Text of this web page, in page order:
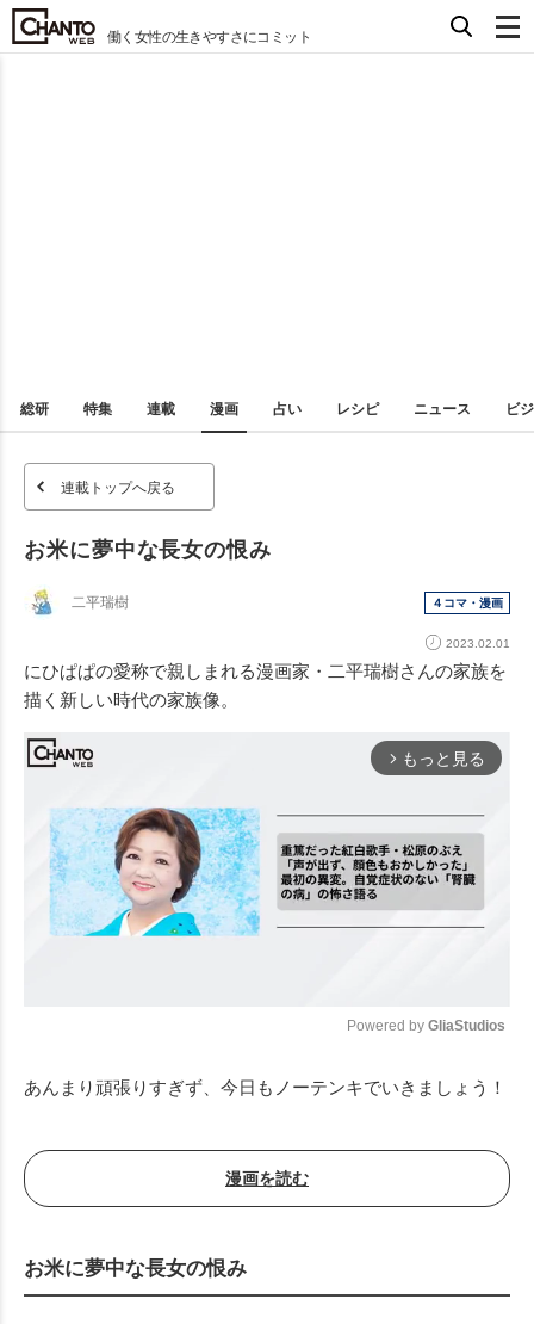
働く女性の生きやすさにコミット
総研 特集 連載 漫画 占い レシピ ニュース ビ
連載トップへ戻る
お米に夢中な長女の恨み
二平瑞樹 ４コマ・漫画
2023.02.01
にひぱぱの愛称で親しまれる漫画家・二平瑞樹さんの家族を
描く新しい時代の家族像。
arrow_forward_ios もっと見る
Powered by GliaStudios
あんまり頑張りすぎず、今日もノーテンキでいきましょう！
漫画を読む
お米に夢中な長女の恨み